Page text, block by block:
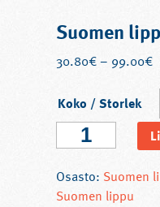
Suomen
30.80€– 99.00€
Koko / Storlek
Suomen
lippu
(neulos,
6
Osasto: Suomen
Suomen lippu